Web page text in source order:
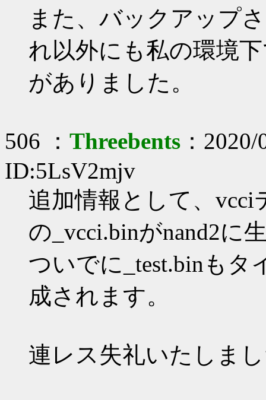
また、バックアップ
れ以外にも私の環境
がありました。
506 ： Threebents ：
ID:5LsV2mjv
追加情報として、vcci
の_vcci.binがnand2に
ついでに_test.binも
成されます。
連レス失礼いたしま